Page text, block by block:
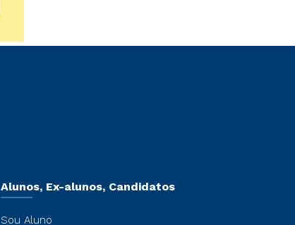
Alunos, Ex-alunos, Candidatos
Sou Aluno